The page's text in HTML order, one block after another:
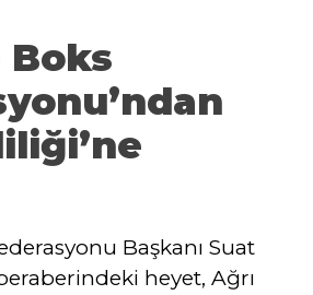
Başkanı Suat
heyet, Ağrı